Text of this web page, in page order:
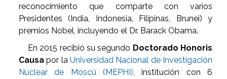
reconocimiento que comparte con varios
Presidentes (India, Indonesia, Filipinas, Brunei) y
premios Nobel, incluyendo el Dr. Barack Obama.
En 2015 recibió su segundo Doctorado Honoris
Causa por laUniversidad Nacional de Investigación
Nuclear de Moscú (MEPHI), institución con 6